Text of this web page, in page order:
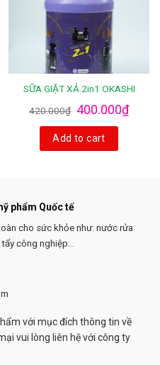
SỮA GIẶT XẢ 2in1 OKASHI
420.000₫ 400.000₫
Add to cart
phẩm Quốc tế
cho sức khỏe như: nước rửa
công nghiệp...
với mục đích thông tin về
vui lòng liên hệ với công ty